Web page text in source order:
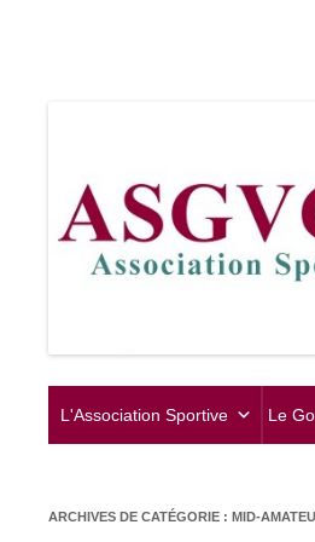
L'Association Sportive Le
ARCHIVES DE CATÉGORIE : MID-